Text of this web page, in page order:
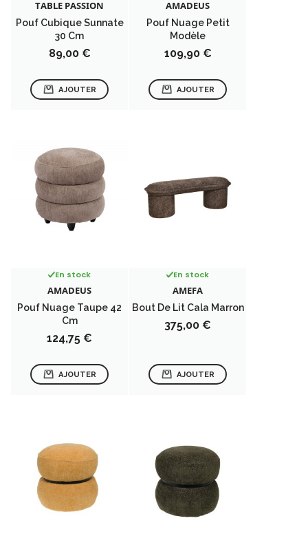
TABLE PASSION
Pouf Cubique Sunnate
30 Cm
Prix
89,00 €
AJOUTER
AMADEUS
Pouf Nuage Petit
Modèle
Prix
109,90 €
AJOUTER
En stock
AMADEUS
Pouf Nuage Taupe 42
Cm
Prix
124,75 €
AJOUTER
En stock
AMEFA
Bout De Lit Cala Marron
Prix
375,00 €
AJOUTER